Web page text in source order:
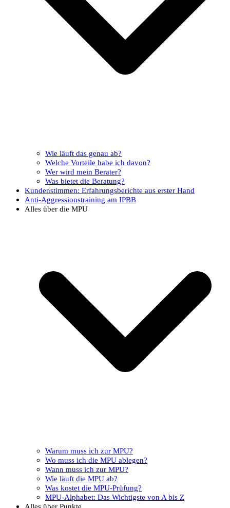
Wie läuft das genau ab?
Welche Vorteile habe ich davon?
Wer wird mein Berater?
Was bietet die Beratung?
Kundenstimmen: Erfahrungsberichte aus erster Hand
Anti-Aggressionstraining am IPBB
Alles über die MPU
Warum muss ich zur MPU?
Wo muss ich die MPU ablegen?
Wann muss ich zur MPU?
Wie läuft die MPU ab?
Was kostet die MPU-Prüfung?
MPU-Alphabet: Das Wichtigste von A bis Z